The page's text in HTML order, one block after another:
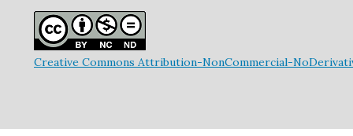
Creative Commons Attribution-NonCommercial-